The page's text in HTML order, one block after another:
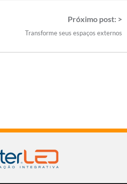
Próximo post: >
Transforme seus espaços externos